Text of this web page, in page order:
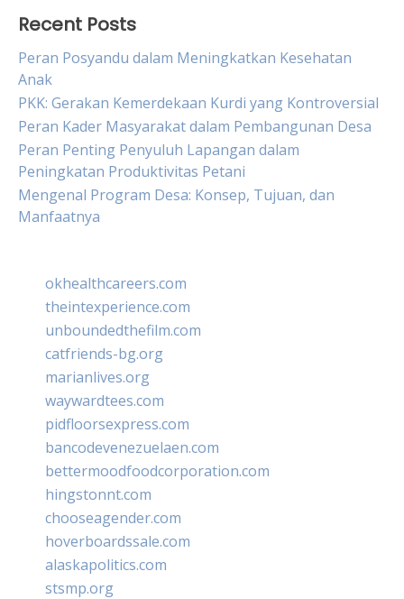
Recent Posts
Peran Posyandu dalam Meningkatkan Kesehatan
Anak
PKK: Gerakan Kemerdekaan Kurdi yang Kontroversial
Peran Kader Masyarakat dalam Pembangunan Desa
Peran Penting Penyuluh Lapangan dalam
Peningkatan Produktivitas Petani
Mengenal Program Desa: Konsep, Tujuan, dan
Manfaatnya
okhealthcareers.com
theintexperience.com
unboundedthefilm.com
catfriends-bg.org
marianlives.org
waywardtees.com
pidfloorsexpress.com
bancodevenezuelaen.com
bettermoodfoodcorporation.com
hingstonnt.com
chooseagender.com
hoverboardssale.com
alaskapolitics.com
stsmp.org